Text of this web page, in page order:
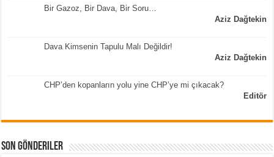
Bir Gazoz, Bir Dava, Bir Soru…
Aziz Dağtekin
Dava Kimsenin Tapulu Malı Değildir!
Aziz Dağtekin
CHP’den kopanların yolu yine CHP’ye mi çıkacak?
Editör
Son Gönderiler